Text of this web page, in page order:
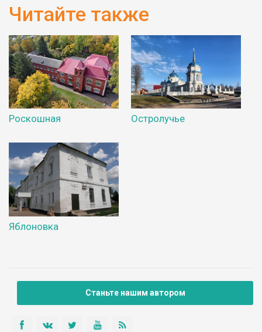
Читайте также
Роскошная Остролучье
Яблоновка
Станьте нашим автором